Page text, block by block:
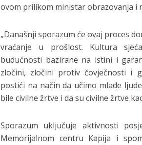
ovom prilikom ministar obrazovanja i
„Današnji sporazum će ovaj proces
vraćanje u prošlost. Kultura
budućnosti bazirane na istini i
zločini, zločini protiv čovječnosti i
postići na način da učimo mlade
bile civilne žrtve i da su civilne žrtve
Sporazum uključuje aktivnosti
Memorijalnom centru Kapija i